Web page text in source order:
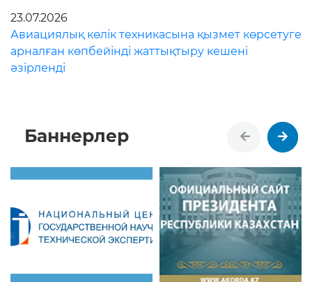
23.07.2026
Авиациялық көлік техникасына қызмет көрсетуге
арналған көпбейінді жаттықтыру кешені
әзірленді
Баннерлер